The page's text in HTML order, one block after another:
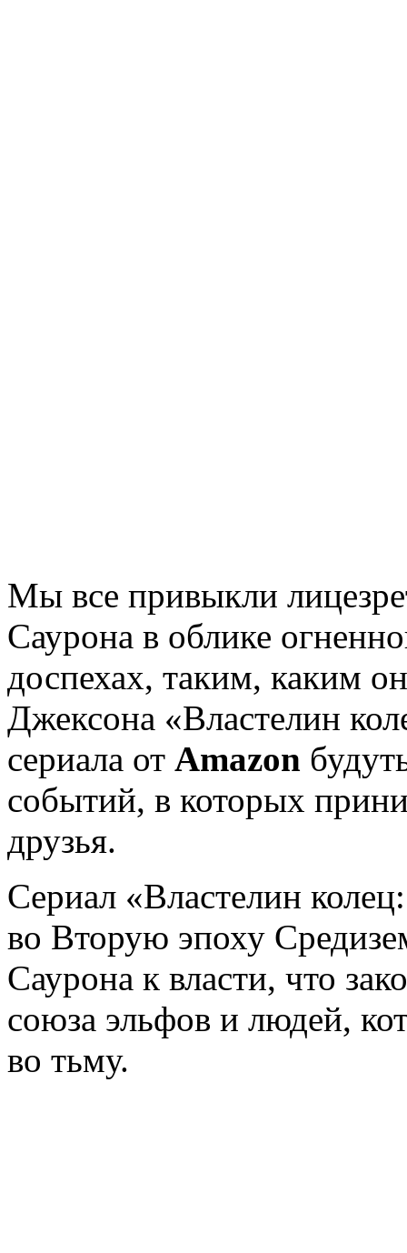
Мы все привыкли
Саурона в облике
доспехах, таким, каким
Джексона «Властелин
сериала от Amazon
событий, в которых
друзья.
Сериал «Властелин
во Вторую эпоху
Саурона к власти, что
союза эльфов и людей,
во тьму.